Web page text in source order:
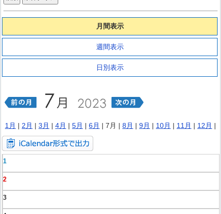
月間表示
週間表示
日別表示
1月 | 2月 | 3月 | 4月 | 5月 | 6月 | 7月 | 8月 | 9月 | 10月 | 11月 | 12月 |
1
2
3